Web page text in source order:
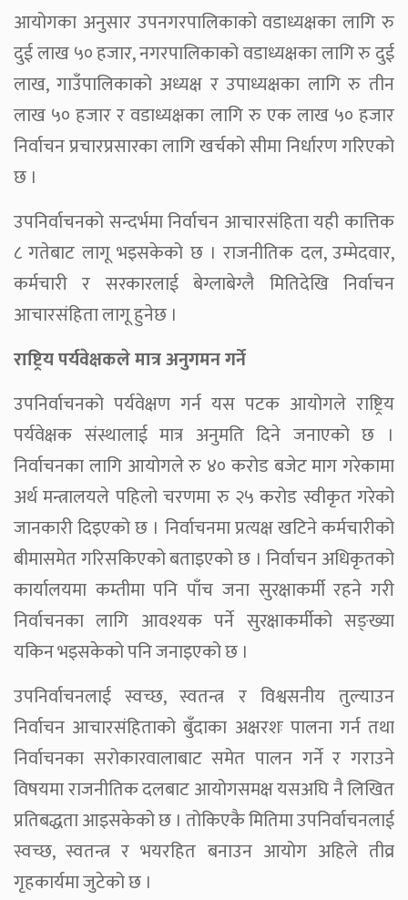
आयोगका अनुसार उपनगरपालिकाको वडाध्यक्षका लागि रु
दुई लाख ५० हजार, नगरपालिकाको वडाध्यक्षका लागि रु दुई
लाख, गाउँपालिकाको अध्यक्ष र उपाध्यक्षका लागि रु तीन
लाख ५० हजार र वडाध्यक्षका लागि रु एक लाख ५० हजार
निर्वाचन प्रचारप्रसारका लागि खर्चको सीमा निर्धारण गरिएको
छ ।
उपनिर्वाचनको सन्दर्भमा निर्वाचन आचारसंहिता यही कात्तिक
८ गतेबाट लागू भइसकेको छ । राजनीतिक दल, उम्मेदवार,
कर्मचारी र सरकारलाई बेग्लाबेग्लै मितिदेखि निर्वाचन
आचारसंहिता लागू हुनेछ ।
राष्ट्रिय पर्यवेक्षकले मात्र अनुगमन गर्ने
उपनिर्वाचनको पर्यवेक्षण गर्न यस पटक आयोगले राष्ट्रिय
पर्यवेक्षक संस्थालाई मात्र अनुमति दिने जनाएको छ ।
निर्वाचनका लागि आयोगले रु ४० करोड बजेट माग गरेकामा
अर्थ मन्त्रालयले पहिलो चरणमा रु २५ करोड स्वीकृत गरेको
जानकारी दिइएको छ । निर्वाचनमा प्रत्यक्ष खटिने कर्मचारीको
बीमासमेत गरिसकिएको बताइएको छ । निर्वाचन अधिकृतको
कार्यालयमा कम्तीमा पनि पाँच जना सुरक्षाकर्मी रहने गरी
निर्वाचनका लागि आवश्यक पर्ने सुरक्षाकर्मीको सङ्ख्या
यकिन भइसकेको पनि जनाइएको छ ।
उपनिर्वाचनलाई स्वच्छ, स्वतन्त्र र विश्वसनीय तुल्याउन
निर्वाचन आचारसंहिताको बुँदाका अक्षरशः पालना गर्न तथा
निर्वाचनका सरोकारवालाबाट समेत पालन गर्ने र गराउने
विषयमा राजनीतिक दलबाट आयोगसमक्ष यसअघि नै लिखित
प्रतिबद्धता आइसकेको छ । तोकिएकै मितिमा उपनिर्वाचनलाई
स्वच्छ, स्वतन्त्र र भयरहित बनाउन आयोग अहिले तीव्र
गृहकार्यमा जुटेको छ ।